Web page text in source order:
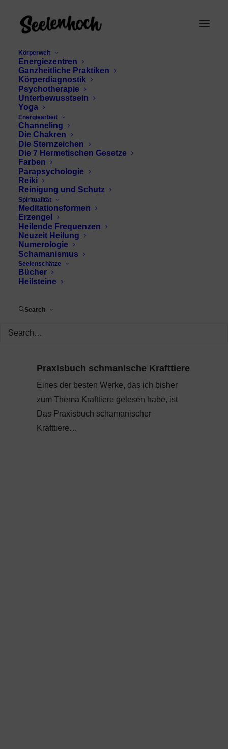
Körperwelt
Energiezentren
Ganzheitliche Praktiken
Körperdiagnostik
Psychotherapie
Unterbewusstsein
Yoga
Energiearbeit
Channeling
Die Chakren
Die Sternzeichen
Die 7 Hermetischen Gesetze
Farben
Parapsychologie
Reiki
Reinigung und Schutz
Spiritualität
Meditationsformen
Erzengel
Heilende Frequenzen
Neuzeit Heilung
Numerologie
Schamanismus
Seelenschätze
Bücher
Heilsteine
Search
krafttier archetypen
Praxisbuch schmanische Krafttiere
Eines der besten Werke, das ich bisher
zum Thema Krafttiere gelesen habe, ist
Das Praxisbuch schamanischer
Krafttiere…